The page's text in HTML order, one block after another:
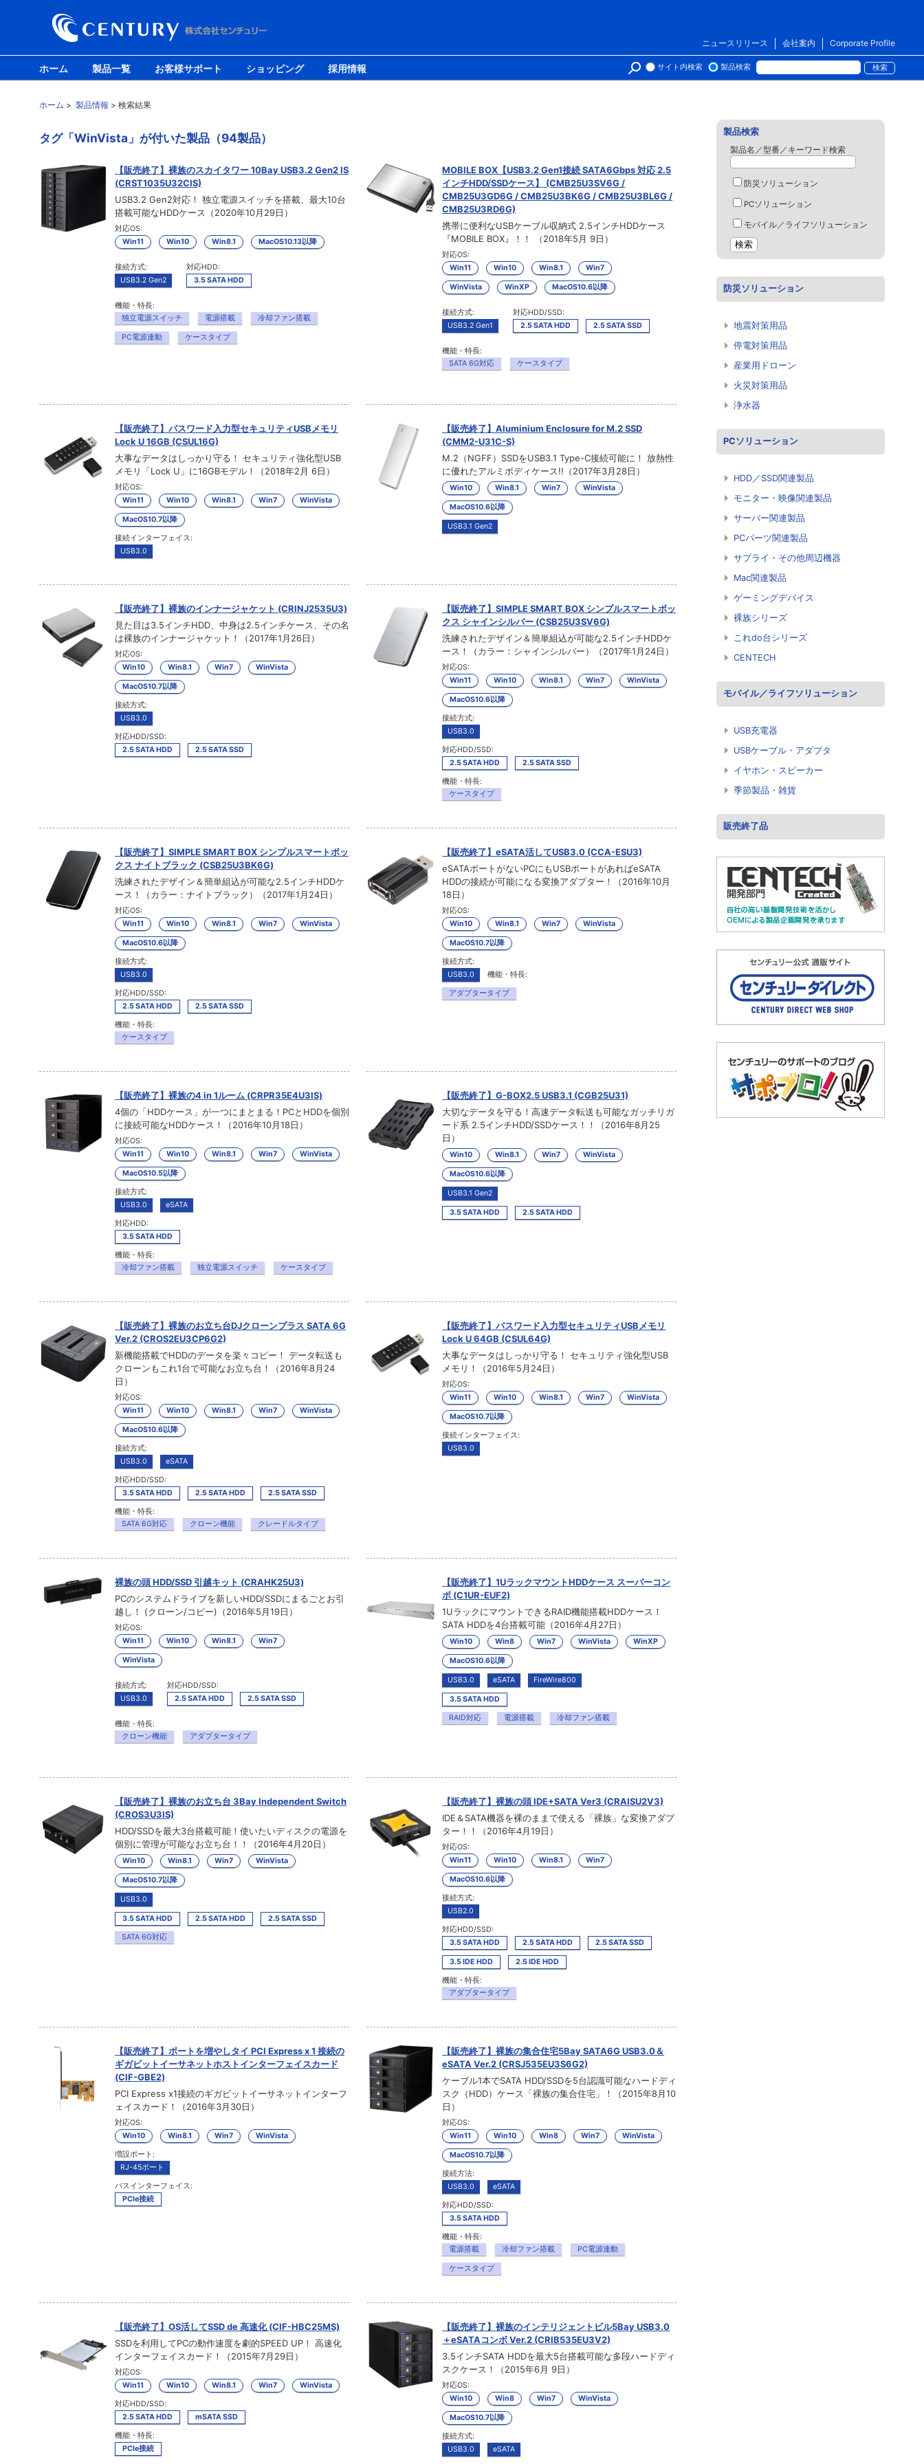
Corporate Profile
会社案内
ニュースリリース
ホーム 製品一覧 お客様サポート ショッピング 採用情報 サイト内検索 製品検索
ホーム > 製品情報 > 検索結果
タグ「WinVista」が付いた製品（94製品）
【販売終了】裸族のスカイタワー 10Bay USB3.2 Gen2 IS
(CRST1035U32CIS)
USB3.2 Gen2対応！ 独立電源スイッチを搭載、最大10台
搭載可能なHDDケース（2020年10月29日）
対応OS:
Win11
Win10 Win8.1 MacOS10.13以降
接続方式:
USB3.2 Gen2
対応HDD:
3.5 SATA HDD
機能・特長:
独立電源スイッチ
電源搭載 冷却ファン搭載
PC電源連動 ケースタイプ
MOBILE BOX【USB3.2 Gen1接続 SATA6Gbps 対応 2.5
インチHDD/SSDケース】 (CMB25U3SV6G /
CMB25U3GD6G / CMB25U3BK6G / CMB25U3BL6G /
CMB25U3RD6G)
携帯に便利なUSBケーブル収納式 2.5インチHDDケース
『MOBILE BOX』！！ （2018年5月 9日）
対応OS:
Win11
Win10 Win8.1 Win7
WinVista WinXP MacOS10.6以降
接続方式:
USB3.2 Gen1
対応HDD/SSD:
2.5 SATA HDD
2.5 SATA SSD
機能・特長:
SATA 6G対応
ケースタイプ
【販売終了】パスワード入力型セキュリティUSBメモリ
Lock U 16GB (CSUL16G)
大事なデータはしっかり守る！ セキュリティ強化型USB
メモリ「Lock U」に16GBモデル！（2018年2月 6日）
対応OS:
Win11
Win10 Win8.1 Win7 WinVista
MacOS10.7以降
接続インターフェイス:
USB3.0
【販売終了】Aluminium Enclosure for M.2 SSD
(CMM2-U31C-S)
M.2（NGFF）SSDをUSB3.1 Type-C接続可能に！ 放熱性
に優れたアルミボディケース!!（2017年3月28日）
Win10 Win8.1 Win7 WinVista
MacOS10.6以降
USB3.1 Gen2
【販売終了】裸族のインナージャケット (CRINJ2535U3)
見た目は3.5インチHDD、中身は2.5インチケース、その名
は裸族のインナージャケット！（2017年1月26日）
対応OS:
Win10
Win8.1 Win7 WinVista
MacOS10.7以降
接続方式:
USB3.0
対応HDD/SSD:
2.5 SATA HDD
2.5 SATA SSD
【販売終了】SIMPLE SMART BOX シンプルスマートボッ
クス シャインシルバー (CSB25U3SV6G)
洗練されたデザイン＆簡単組込が可能な2.5インチHDDケ
ース！（カラー：シャインシルバー）（2017年1月24日）
対応OS:
Win11
Win10 Win8.1 Win7 WinVista
MacOS10.6以降
接続方式:
USB3.0
対応HDD/SSD:
2.5 SATA HDD
2.5 SATA SSD
機能・特長:
ケースタイプ
【販売終了】SIMPLE SMART BOX シンプルスマートボッ
クス ナイトブラック (CSB25U3BK6G)
洗練されたデザイン＆簡単組込が可能な2.5インチHDDケ
ース！（カラー：ナイトブラック）（2017年1月24日）
対応OS:
Win11
Win10 Win8.1 Win7 WinVista
MacOS10.6以降
接続方式:
USB3.0
対応HDD/SSD:
2.5 SATA HDD
2.5 SATA SSD
機能・特長:
ケースタイプ
【販売終了】eSATA活してUSB3.0 (CCA-ESU3)
eSATAポートがないPCにもUSBポートがあればeSATA
HDDの接続が可能になる変換アダプター！（2016年10月
18日）
対応OS:
Win10
Win8.1 Win7 WinVista
MacOS10.7以降
接続方式:
USB3.0
機能・特長:
アダプタータイプ
【販売終了】裸族の4 in 1ルーム (CRPR35E4U3IS)
4個の「HDDケース」が一つにまとまる！PCとHDDを個別
に接続可能なHDDケース！（2016年10月18日）
対応OS:
Win11
Win10 Win8.1 Win7 WinVista
MacOS10.5以降
接続方式:
USB3.0
eSATA
対応HDD:
3.5 SATA HDD
機能・特長:
冷却ファン搭載
独立電源スイッチ ケースタイプ
【販売終了】G-BOX2.5 USB3.1 (CGB25U31)
大切なデータを守る！高速データ転送も可能なガッチリガ
ード系 2.5インチHDD/SSDケース！！（2016年8月25
日）
Win10 Win8.1 Win7 WinVista
MacOS10.6以降
USB3.1 Gen2
3.5 SATA HDD 2.5 SATA HDD
【販売終了】裸族のお立ち台DJクローンプラス SATA 6G
Ver.2 (CROS2EU3CP6G2)
新機能搭載でHDDのデータを楽々コピー！ データ転送も
クローンもこれ1台で可能なお立ち台！（2016年8月24
日）
対応OS:
Win11
Win10 Win8.1 Win7 WinVista
MacOS10.6以降
接続方式:
USB3.0
eSATA
対応HDD/SSD:
3.5 SATA HDD
2.5 SATA HDD 2.5 SATA SSD
機能・特長:
SATA 6G対応
クローン機能 クレードルタイプ
【販売終了】パスワード入力型セキュリティUSBメモリ
Lock U 64GB (CSUL64G)
大事なデータはしっかり守る！ セキュリティ強化型USB
メモリ！（2016年5月24日）
対応OS:
Win11
Win10 Win8.1 Win7 WinVista
MacOS10.7以降
接続インターフェイス:
USB3.0
裸族の頭 HDD/SSD 引越キット (CRAHK25U3)
PCのシステムドライブを新しいHDD/SSDにまるごとお引
越し！ (クローン/コピー)（2016年5月19日）
対応OS:
Win11
Win10 Win8.1 Win7
WinVista
接続方式:
USB3.0
対応HDD/SSD:
2.5 SATA HDD
2.5 SATA SSD
機能・特長:
クローン機能
アダプタータイプ
【販売終了】1UラックマウントHDDケース スーパーコン
ボ (C1UR-EUF2)
1UラックにマウントできるRAID機能搭載HDDケース！
SATA HDDを4台搭載可能（2016年4月27日）
Win10 Win8 Win7 WinVista WinXP
MacOS10.6以降
USB3.0 eSATA FireWire800
3.5 SATA HDD
RAID対応 電源搭載 冷却ファン搭載
【販売終了】裸族のお立ち台 3Bay Independent Switch
(CROS3U3IS)
HDD/SSDを最大3台搭載可能！使いたいディスクの電源を
個別に管理が可能なお立ち台！！（2016年4月20日）
Win10 Win8.1 Win7 WinVista
MacOS10.7以降
USB3.0
3.5 SATA HDD 2.5 SATA HDD 2.5 SATA SSD
SATA 6G対応
【販売終了】裸族の頭 IDE+SATA Ver3 (CRAISU2V3)
IDE＆SATA機器を裸のままで使える「裸族」な変換アダプ
ター！！（2016年4月19日）
対応OS:
Win11
Win10 Win8.1 Win7
MacOS10.6以降
接続方式:
USB2.0
対応HDD/SSD:
3.5 SATA HDD
2.5 SATA HDD 2.5 SATA SSD
3.5 IDE HDD 2.5 IDE HDD
機能・特長:
アダプタータイプ
【販売終了】ポートを増やしタイ PCI Express x 1 接続の
ギガビットイーサネットホストインターフェイスカード
(CIF-GBE2)
PCI Express x1接続のギガビットイーサネットインターフ
ェイスカード！（2016年3月30日）
対応OS:
Win10
Win8.1 Win7 WinVista
増設ポート:
RJ-45ポート
バスインターフェイス:
PCIe接続
【販売終了】裸族の集合住宅5Bay SATA6G USB3.0＆
eSATA Ver.2 (CRSJ535EU3S6G2)
ケーブル1本でSATA HDD/SSDを5台認識可能なハードディ
スク（HDD）ケース「裸族の集合住宅」！（2015年8月10
日）
対応OS:
Win11
Win10 Win8 Win7 WinVista
MacOS10.7以降
接続方法:
USB3.0
eSATA
対応HDD/SSD:
3.5 SATA HDD
機能・特長:
電源搭載
冷却ファン搭載 PC電源連動
ケースタイプ
【販売終了】OS活してSSD de 高速化 (CIF-HBC25MS)
SSDを利用してPCの動作速度を劇的SPEED UP！ 高速化
インターフェイスカード！（2015年7月29日）
対応OS:
Win11
Win10 Win8.1 Win7 WinVista
対応HDD/SSD:
2.5 SATA HDD
mSATA SSD
機能・特長:
PCIe接続
【販売終了】裸族のインテリジェントビル5Bay USB3.0
＋eSATAコンボ Ver.2 (CRIB535EU3V2)
3.5インチSATA HDDを最大5台搭載可能な多段ハードディ
スクケース！（2015年6月 9日）
対応OS:
Win10
Win8 Win7 WinVista
MacOS10.7以降
接続方式:
USB3.0
eSATA
製品検索
製品名／型番／キーワード検索
防災ソリューション
PCソリューション
モバイル／ライフソリューション
防災ソリューション
地震対策用品
停電対策用品
産業用ドローン
火災対策用品
浄水器
PCソリューション
HDD／SSD関連製品
モニター・映像関連製品
サーバー関連製品
PCパーツ関連製品
サプライ・その他周辺機器
Mac関連製品
ゲーミングデバイス
裸族シリーズ
これdo台シリーズ
CENTECH
モバイル／ライフソリューション
USB充電器
USBケーブル・アダプタ
イヤホン・スピーカー
季節製品・雑貨
販売終了品